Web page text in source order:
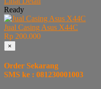
Ready
Jual Casing Asus X44C
Rp 200.000
×
Order Sekarang
SMS ke : 081230001003